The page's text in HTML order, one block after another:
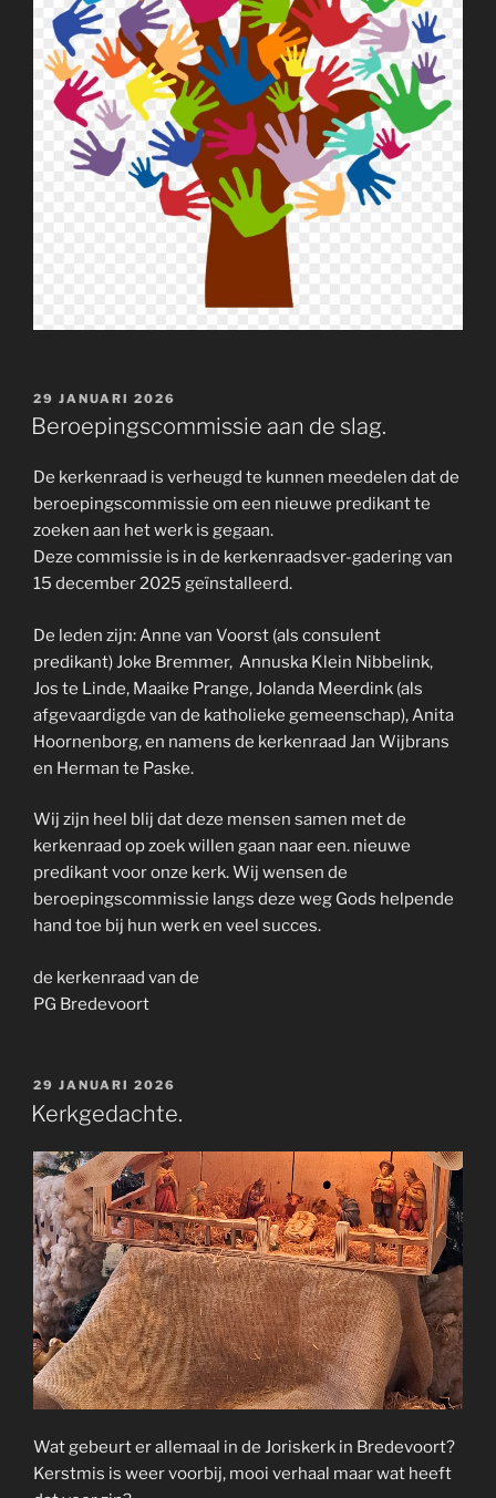
GEPLAATST
OP
29 JANUARI 2026
Beroepingscommissie aan de slag.
De kerkenraad is verheugd te kunnen meedelen dat de
beroepingscommissie om een nieuwe predikant te
zoeken aan het werk is gegaan.
Deze commissie is in de kerkenraadsver-gadering van
15 december 2025 geïnstalleerd.
De leden zijn: Anne van Voorst (als consulent
predikant) Joke Bremmer, Annuska Klein Nibbelink,
Jos te Linde, Maaike Prange, Jolanda Meerdink (als
afgevaardigde van de katholieke gemeenschap), Anita
Hoornenborg, en namens de kerkenraad Jan Wijbrans
en Herman te Paske.
Wij zijn heel blij dat deze mensen samen met de
kerkenraad op zoek willen gaan naar een. nieuwe
predikant voor onze kerk. Wij wensen de
beroepingscommissie langs deze weg Gods helpende
hand toe bij hun werk en veel succes.
de kerkenraad van de
PG Bredevoort
GEPLAATST
OP
29 JANUARI 2026
Kerkgedachte.
Wat gebeurt er allemaal in de Joriskerk in Bredevoort?
Kerstmis is weer voorbij, mooi verhaal maar wat heeft